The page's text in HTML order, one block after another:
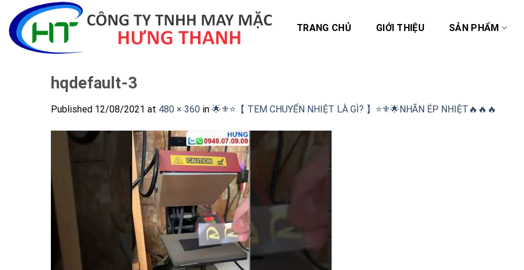
content
TRANG CHỦ GIỚI THIỆU SẢN PHẨM
hqdefault-3
Published 12/08/2021 at 480 × 360 in 🌟⚜️⭐️【 TEM CHUYỂN NHIỆT LÀ GÌ? 】⭐️⚜️🌟NHÃN ÉP NHIỆT🔥🔥🔥